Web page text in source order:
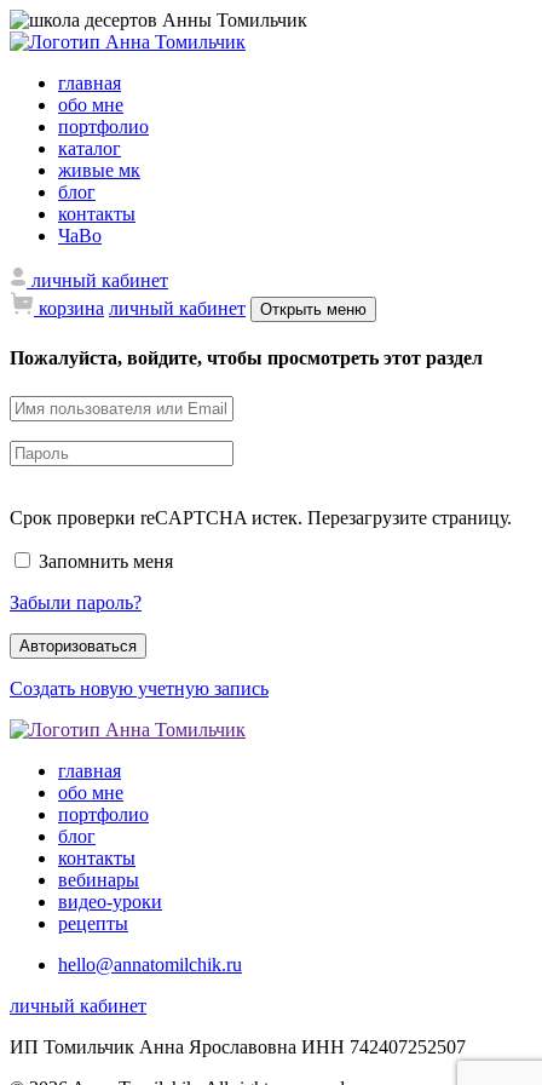
главная
обо мне
портфолио
каталог
живые мк
блог
контакты
ЧаВо
личный кабинет
корзина личный кабинет Открыть меню
Пожалуйста, войдите, чтобы просмотреть этот раздел
Срок проверки reCAPTCHA истек. Перезагрузите страницу.
Запомнить меня
Забыли пароль?
Создать новую учетную запись
главная
обо мне
портфолио
блог
контакты
вебинары
видео-уроки
рецепты
hello@annatomilchik.ru
личный кабинет
ИП Томильчик Анна Ярославовна ИНН 742407252507